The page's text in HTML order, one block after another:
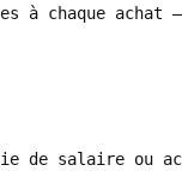
à chaque
de salaire ou